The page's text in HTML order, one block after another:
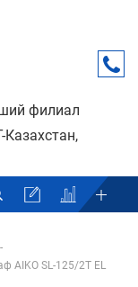
филиал
AIKO SL-125/2Т EL